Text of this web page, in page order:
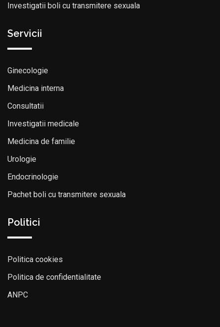
Investigatii boli cu transmitere sexuala
Servicii
Ginecologie
Medicina interna
Consultatii
Investigatii medicale
Medicina de familie
Urologie
Endocrinologie
Pachet boli cu transmitere sexuala
Politici
Politica cookies
Politica de confidentialitate
ANPC